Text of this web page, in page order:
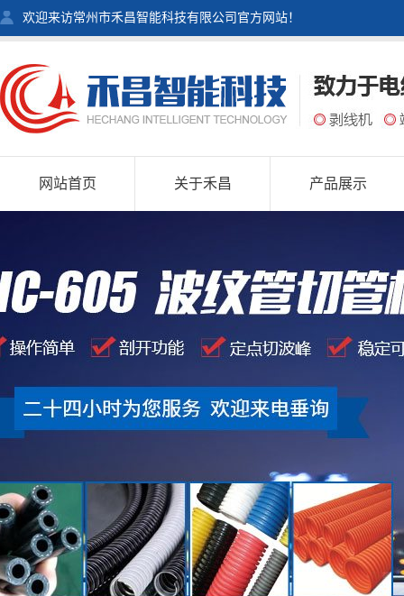
欢迎来访常州市禾昌智能科技有限公司官方网站！
网站首页 关于禾昌 产品展示